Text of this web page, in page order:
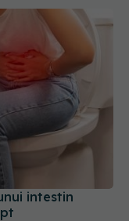
intestin